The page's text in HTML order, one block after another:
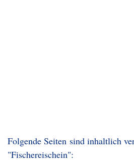
Folgende Seiten sind inhaltlich
"Fischereischein":